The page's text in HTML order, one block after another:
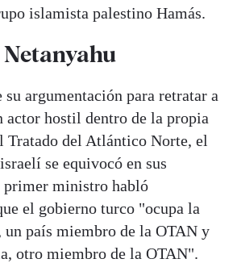
islamista palestino Hamás.
su argumentación para retratar a
actor hostil dentro de la propia
Tratado del Atlántico Norte, el
se equivocó en sus
ministro habló
el gobierno turco "ocupa la
un país miembro de la OTAN y
otro miembro de la OTAN".